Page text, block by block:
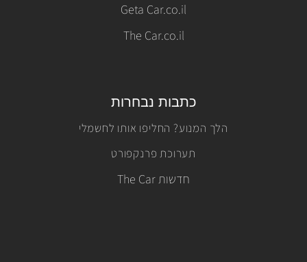
Geta Car.co.il
The Car.co.il
כתבות נבחרות
הלך המנוע? החליפו אותו לחשמלי
תערוכת פרנקפורט
חדשות The Car